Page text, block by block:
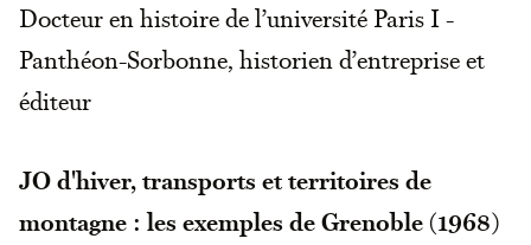
Docteur en histoire de l’université Paris I -
Panthéon-Sorbonne, historien d’entreprise et
éditeur
JO d'hiver, transports et territoires de
montagne : les exemples de Grenoble (1968)